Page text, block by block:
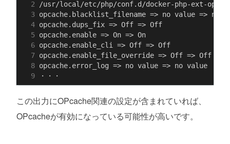
この出力にOPcache関連の設定が含まれていれば、
OPcacheが有効になっている可能性が高いです。